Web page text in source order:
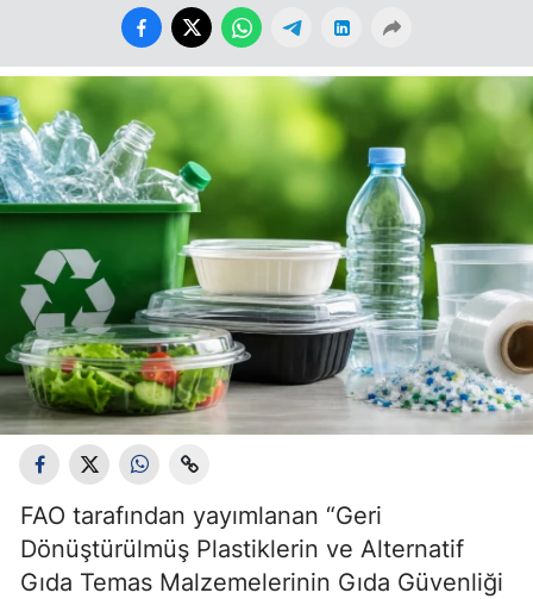
FAO tarafından yayımlanan “Geri
Dönüştürülmüş Plastiklerin ve Alternatif
Gıda Temas Malzemelerinin Gıda Güvenliği